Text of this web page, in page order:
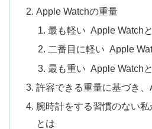
Apple Watchの重量
最も軽い Apple Watch
二番目に軽い Apple
最も重い Apple Watch
許容できる重量に基づき
腕時計をする習慣のない
とは